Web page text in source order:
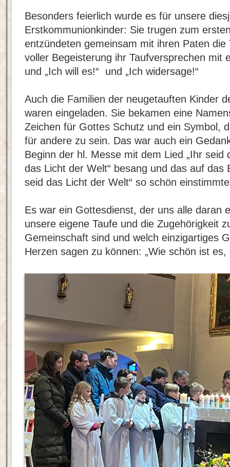
Besonders feierlich wurde es für unsere
Erstkommunionkinder: Sie trugen zum
entzündeten gemeinsam mit ihren Paten
voller Begeisterung ihr Taufversprechen mit
und „Ich will es!“ und „Ich widersage!“
Auch die Familien der neugetauften Kinder
waren eingeladen. Sie bekamen eine
Zeichen für Gottes Schutz und ein Symbol,
für andere zu sein. Das war auch ein
Beginn der hl. Messe mit dem Lied „Ihr seid
das Licht der Welt“ besang und das auf das
seid das Licht der Welt“ so schön
Es war ein Gottesdienst, der uns alle daran
unsere eigene Taufe und die Zugehörigkeit
Gemeinschaft sind und welch einzigartiges
Herzen sagen zu können: „Wie schön ist